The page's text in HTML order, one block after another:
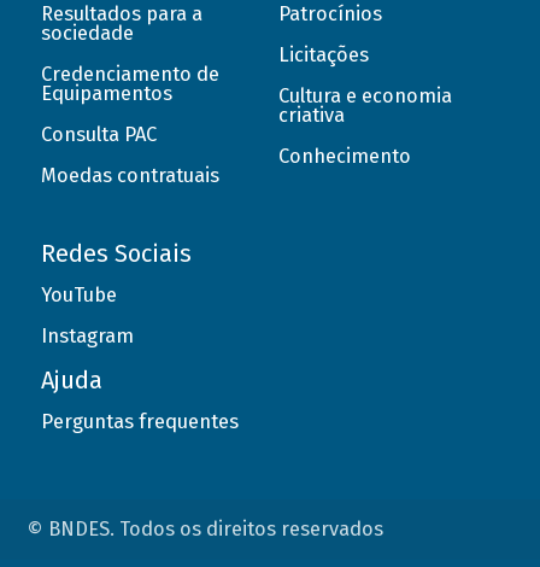
Resultados para a
sociedade
Credenciamento de
Equipamentos
Consulta PAC
Moedas contratuais
Patrocínios
Licitações
Cultura e economia
criativa
Conhecimento
Redes Sociais
YouTube
Instagram
Ajuda
Perguntas frequentes
© BNDES. Todos os direitos reservados